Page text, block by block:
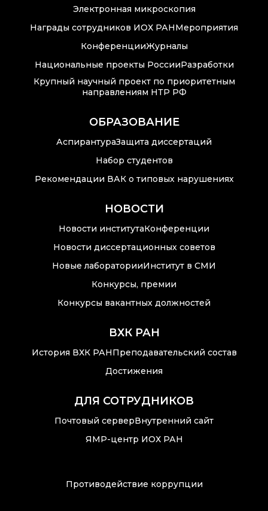
Почтовый сервер
Внутренний сайт
ЯМР-центр ИОХ РАН
Электронная микроскопия
Награды сотрудников ИОХ РАНМероприятия
КонференцииЖурналы
Национальные проекты РоссииРазработки
Крупный научный проект по приоритетным
направлениям НТР РФ
ОБРАЗОВАНИЕ
АспирантураЗащита диссертаций
Набор студентов
Рекомендации ВАК о типовых нарушениях
НОВОСТИ
Новости институтаКонференции
Новости диссертационных советов
Новые лабораторииИнститут в СМИ
Конкурсы, премии
Конкурсы вакантных должностей
ВХК РАН
История ВХК РАНПреподавательский состав
Достижения
ДЛЯ СОТРУДНИКОВ
Почтовый серверВнутренний сайт
ЯМР-центр ИОХ РАН
Противодействие коррупции